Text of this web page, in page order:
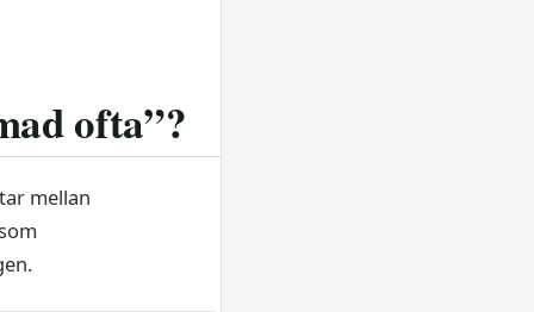
ofta”?
mellan